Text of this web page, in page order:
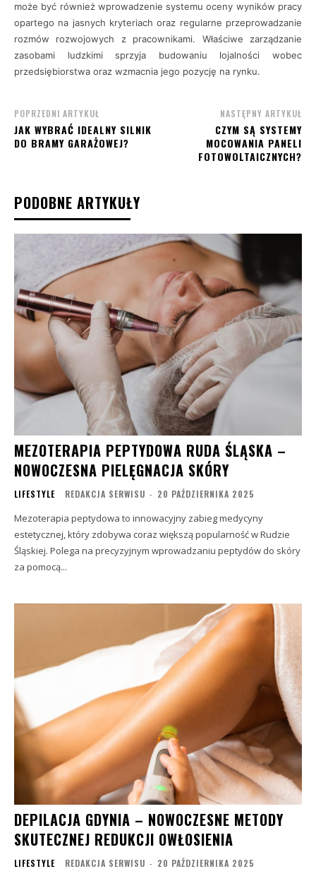
może być również wprowadzenie systemu oceny wyników pracy
opartego na jasnych kryteriach oraz regularne przeprowadzanie
rozmów rozwojowych z pracownikami. Właściwe zarządzanie
zasobami ludzkimi sprzyja budowaniu lojalności wobec
przedsiębiorstwa oraz wzmacnia jego pozycję na rynku.
POPRZEDNI ARTYKUŁ
JAK WYBRAĆ IDEALNY SILNIK
DO BRAMY GARAŻOWEJ?
NASTĘPNY ARTYKUŁ
CZYM SĄ SYSTEMY
MOCOWANIA PANELI
FOTOWOLTAICZNYCH?
PODOBNE ARTYKUŁY
MEZOTERAPIA PEPTYDOWA RUDA ŚLĄSKA –
NOWOCZESNA PIELĘGNACJA SKÓRY
LIFESTYLE REDAKCJA SERWISU - 20 PAŹDZIERNIKA 2025
Mezoterapia peptydowa to innowacyjny zabieg medycyny
estetycznej, który zdobywa coraz większą popularność w Rudzie
Śląskiej. Polega na precyzyjnym wprowadzaniu peptydów do skóry
za pomocą...
DEPILACJA GDYNIA – NOWOCZESNE METODY
SKUTECZNEJ REDUKCJI OWŁOSIENIA
LIFESTYLE REDAKCJA SERWISU - 20 PAŹDZIERNIKA 2025